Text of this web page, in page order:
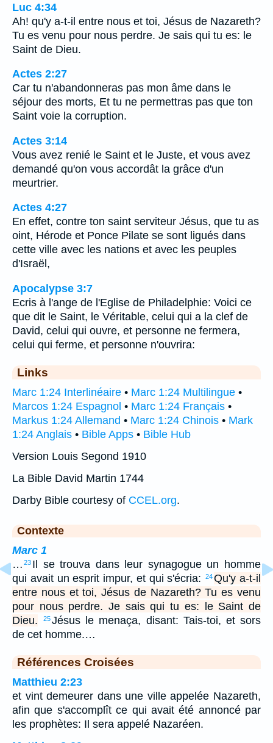
Luc 4:34
Ah! qu'y a-t-il entre nous et toi, Jésus de Nazareth?
Tu es venu pour nous perdre. Je sais qui tu es: le
Saint de Dieu.
Actes 2:27
Car tu n'abandonneras pas mon âme dans le
séjour des morts, Et tu ne permettras pas que ton
Saint voie la corruption.
Actes 3:14
Vous avez renié le Saint et le Juste, et vous avez
demandé qu'on vous accordât la grâce d'un
meurtrier.
Actes 4:27
En effet, contre ton saint serviteur Jésus, que tu as
oint, Hérode et Ponce Pilate se sont ligués dans
cette ville avec les nations et avec les peuples
d'Israël,
Apocalypse 3:7
Ecris à l'ange de l'Eglise de Philadelphie: Voici ce
que dit le Saint, le Véritable, celui qui a la clef de
David, celui qui ouvre, et personne ne fermera,
celui qui ferme, et personne n'ouvrira:
Links
Marc 1:24 Interlinéaire • Marc 1:24 Multilingue •
Marcos 1:24 Espagnol • Marc 1:24 Français •
Markus 1:24 Allemand • Marc 1:24 Chinois • Mark
1:24 Anglais • Bible Apps • Bible Hub
Version Louis Segond 1910
La Bible David Martin 1744
Darby Bible courtesy of CCEL.org.
Contexte
Marc 1
… 23 Il se trouva dans leur synagogue un homme
qui avait un esprit impur, et qui s'écria:
24Qu'y a-t-il
entre nous et toi, Jésus de Nazareth? Tu es venu
pour nous perdre. Je sais qui tu es: le Saint de
Dieu.
25Jésus le menaça, disant: Tais-toi, et sors
de cet homme.…
Références Croisées
Matthieu 2:23
et vint demeurer dans une ville appelée Nazareth,
afin que s'accomplît ce qui avait été annoncé par
les prophètes: Il sera appelé Nazaréen.